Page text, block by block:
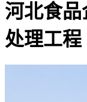
河北食品
处理工程